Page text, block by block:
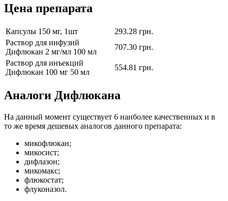
Цена препарата
Капсулы 150 мг, 1шт
293.28 грн.
Раствор для инфузий
Дифлюкан 2 мг/мл 100 мл
707.30 грн.
Раствор для инъекций
Дифлюкан 100 мг 50 мл
554.81 грн.
Аналоги Дифлюкана
На данный момент существует 6 наиболее качественных и в
то же время дешевых аналогов данного препарата:
микофлюкан;
микосист;
дифлазон;
микомакс;
флюкостат;
флуконазол.